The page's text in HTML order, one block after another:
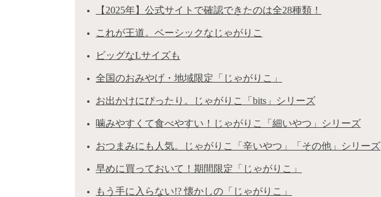
【2025年】公式サイトで確認できたのは全28種類！
これが王道。ベーシックなじゃがりこ
ビッグなLサイズも
全国のおみやげ・地域限定「じゃがりこ」
お出かけにぴったり。じゃがりこ「bits」シリーズ
噛みやすくて食べやすい！じゃがりこ「細いやつ」シリーズ
おつまみにも人気。じゃがりこ「辛いやつ」「その他」シリーズ
早めに買っておいて！期間限定「じゃがりこ」
もう手に入らない!? 懐かしの「じゃがりこ」